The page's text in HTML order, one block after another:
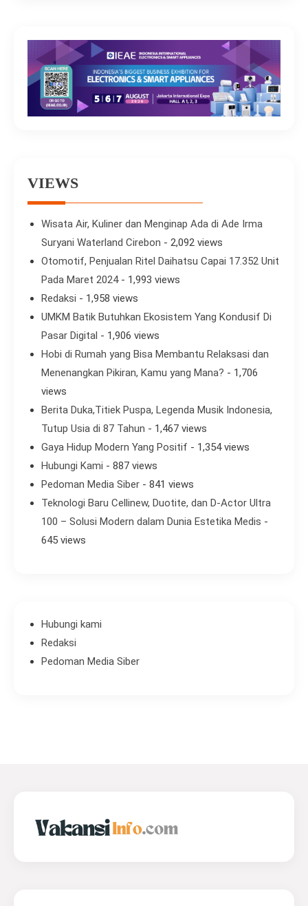
VIEWS
Wisata Air, Kuliner dan Menginap Ada di Ade Irma
Suryani Waterland Cirebon - 2,092 views
Otomotif, Penjualan Ritel Daihatsu Capai 17.352 Unit
Pada Maret 2024- 1,993 views
Redaksi - 1,958 views
UMKM Batik Butuhkan Ekosistem Yang Kondusif Di
Pasar Digital - 1,906 views
Hobi di Rumah yang Bisa Membantu Relaksasi dan
Menenangkan Pikiran, Kamu yang Mana? - 1,706
views
Berita Duka,Titiek Puspa, Legenda Musik Indonesia,
Tutup Usia di 87 Tahun - 1,467 views
Gaya Hidup Modern Yang Positif - 1,354 views
Hubungi Kami - 887 views
Pedoman Media Siber - 841 views
Teknologi Baru Cellinew, Duotite, dan D-Actor Ultra
100 – Solusi Modern dalam Dunia Estetika Medis -
645 views
Hubungi kami
Redaksi
Pedoman Media Siber